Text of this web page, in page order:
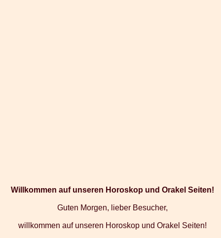
Willkommen auf unseren Horoskop und Orakel Seiten!
Guten Morgen, lieber Besucher,
willkommen auf unseren Horoskop und Orakel Seiten!